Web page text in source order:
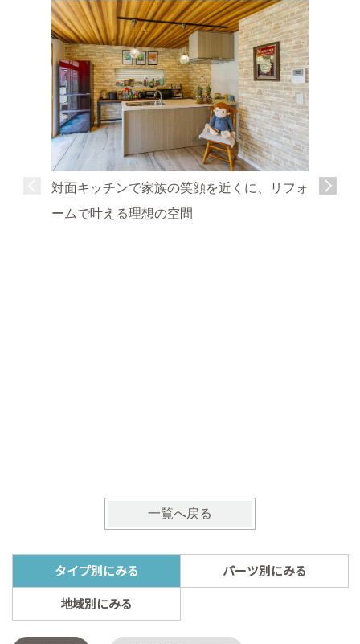
対面キッチンで家族の笑顔を近くに、リフォ
ームで叶える理想の空間
一覧へ戻る
タイプ別にみる
パーツ別にみる
地域別にみる